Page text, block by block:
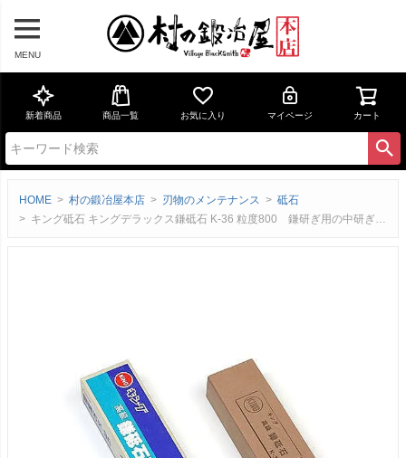
MENU
新着商品 商品一覧 お気に入り マイページ カート
HOME 村の鍛冶屋本店 刃物のメンテナンス
砥石
キング砥石 キングデラックス鎌砥石 K-36 粒度800 鎌研ぎ用の中研ぎ用砥石